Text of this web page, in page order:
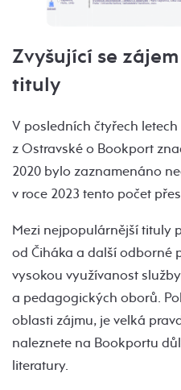
Zvyšující se
tituly
V posledních čtyřech
z Ostravské o Bookport
2020 bylo zaznamenáno
v roce 2023 tento počet
Mezi nejpopulárnější tituly
od Čiháka a další odborné
vysokou využívanost
a pedagogických oborů.
oblasti zájmu, je velká
naleznete na Bookportu
literatury.